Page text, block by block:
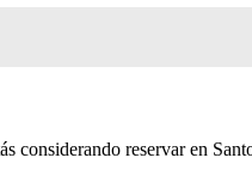
reservar en